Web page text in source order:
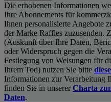
Die erhobenen Informationen
Ihre Abonnements für
Ihnen personalisierte Angebote
der Marke Raffles zuzusenden.
(Auskunft über Ihre Daten,
oder Widerspruch gegen die
Festlegung von Weisungen für
Ihrem Tod) nutzen Sie bitte
Informationen zur Verarbeitung
finden Sie in unserer Charta
Daten.